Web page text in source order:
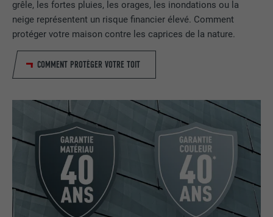
grêle, les fortes pluies, les orages, les inondations ou la
neige représentent un risque financier élevé. Comment
protéger votre maison contre les caprices de la nature.
COMMENT PROTÉGER VOTRE TOIT